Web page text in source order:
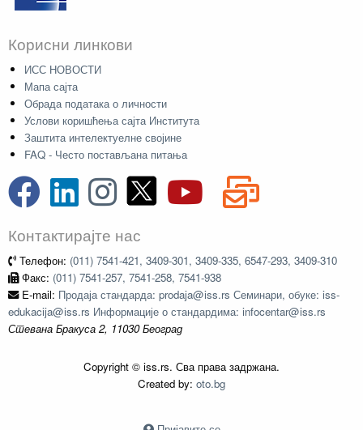
Корисни линкови
ИСС НОВОСТИ
Мапа сајта
Обрада података о личности
Услови коришћења сајта Института
Заштита интелектуелне својине
FAQ - Често постављана питања
Контактирајте нас
Телефон: (011) 7541-421, 3409-301, 3409-335, 6547-293, 3409-310
Факс: (011) 7541-257, 7541-258, 7541-938
E-mail: Продаја стандарда: prodaja@iss.rs Семинари, обуке: iss-
edukacija@iss.rs Информације о стандардима: infocentar@iss.rs
Стевана Бракуса 2, 11030 Београд
Copyright © iss.rs. Сва права задржана.
Created by: oto.bg